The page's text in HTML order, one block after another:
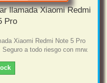
llamada Xiaomi Redmi
Pro
Xiaomi Redmi Note 5 Pro
a todo riesgo con mrw.